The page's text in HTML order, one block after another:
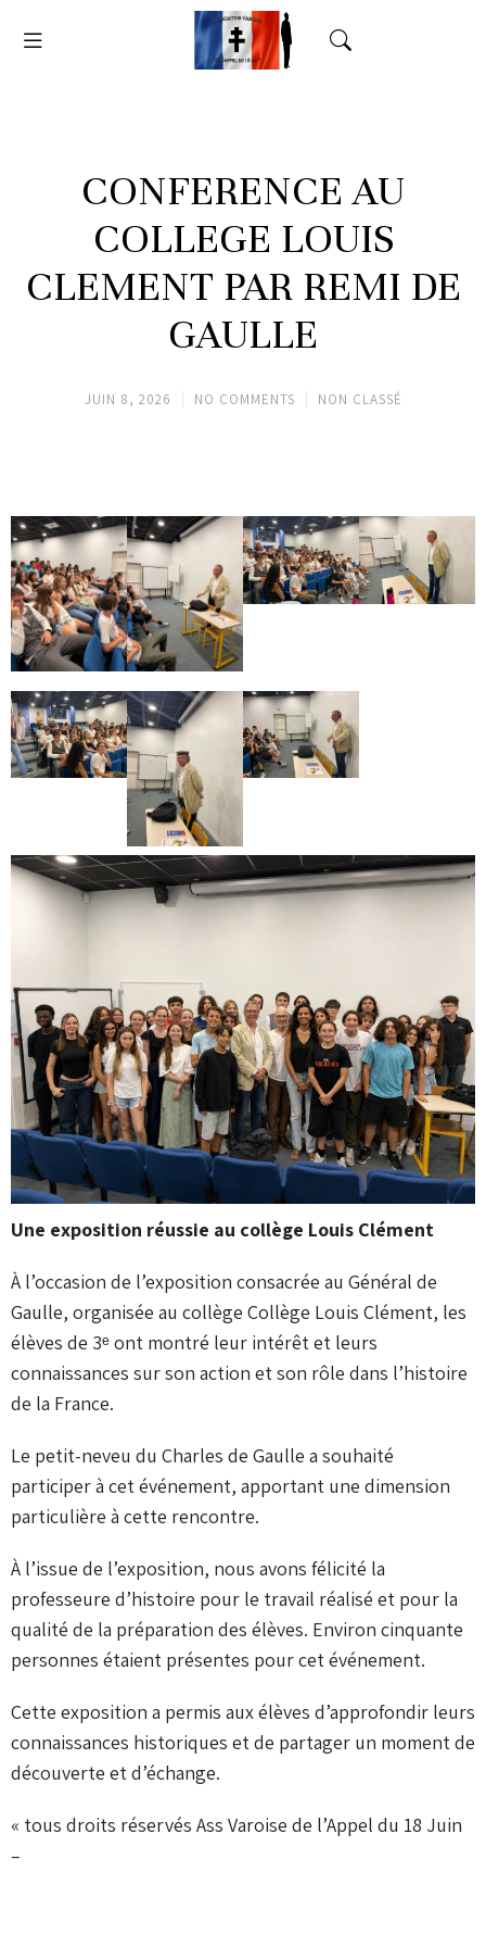
CONFERENCE AU
COLLEGE LOUIS
CLEMENT PAR REMI DE
GAULLE
JUIN 8, 2026 NO COMMENTS NON CLASSÉ
Une exposition réussie au collège Louis Clément
À l’occasion de l’exposition consacrée au Général de
Gaulle, organisée au collège Collège Louis Clément, les
élèves de 3ᵉ ont montré leur intérêt et leurs
connaissances sur son action et son rôle dans l’histoire
de la France.
Le petit-neveu du Charles de Gaulle a souhaité
participer à cet événement, apportant une dimension
particulière à cette rencontre.
À l’issue de l’exposition, nous avons félicité la
professeure d’histoire pour le travail réalisé et pour la
qualité de la préparation des élèves. Environ cinquante
personnes étaient présentes pour cet événement.
Cette exposition a permis aux élèves d’approfondir leurs
connaissances historiques et de partager un moment de
découverte et d’échange.
« tous droits réservés Ass Varoise de l’Appel du 18 Juin
–